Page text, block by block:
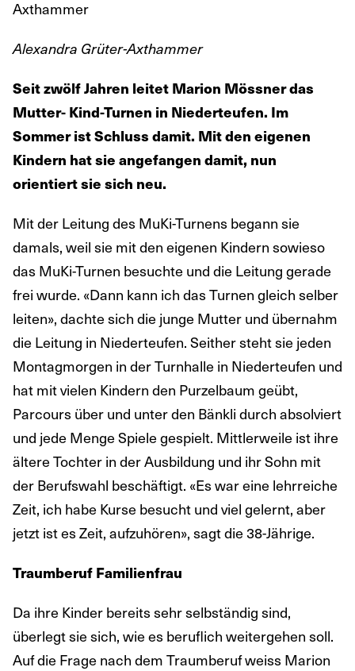
Axthammer
Alexandra Grüter-Axthammer
Seit zwölf Jahren leitet Marion Mössner das
Mutter- Kind-Turnen in Niederteufen. Im
Sommer ist Schluss damit. Mit den eigenen
Kindern hat sie angefangen damit, nun
orientiert sie sich neu.
Mit der Leitung des MuKi-Turnens begann sie
damals, weil sie mit den eigenen Kindern sowieso
das MuKi-Turnen besuchte und die Leitung gerade
frei wurde. «Dann kann ich das Turnen gleich selber
leiten», dachte sich die junge Mutter und übernahm
die Leitung in Niederteufen. Seither steht sie jeden
Montagmorgen in der Turnhalle in Niederteufen und
hat mit vielen Kindern den Purzelbaum geübt,
Parcours über und unter den Bänkli durch absolviert
und jede Menge Spiele gespielt. Mittlerweile ist ihre
ältere Tochter in der Ausbildung und ihr Sohn mit
der Berufswahl beschäftigt. «Es war eine lehrreiche
Zeit, ich habe Kurse besucht und viel gelernt, aber
jetzt ist es Zeit, aufzuhören», sagt die 38-Jährige.
Traumberuf Familienfrau
Da ihre Kinder bereits sehr selbständig sind,
überlegt sie sich, wie es beruflich weitergehen soll.
Auf die Frage nach dem Traumberuf weiss Marion